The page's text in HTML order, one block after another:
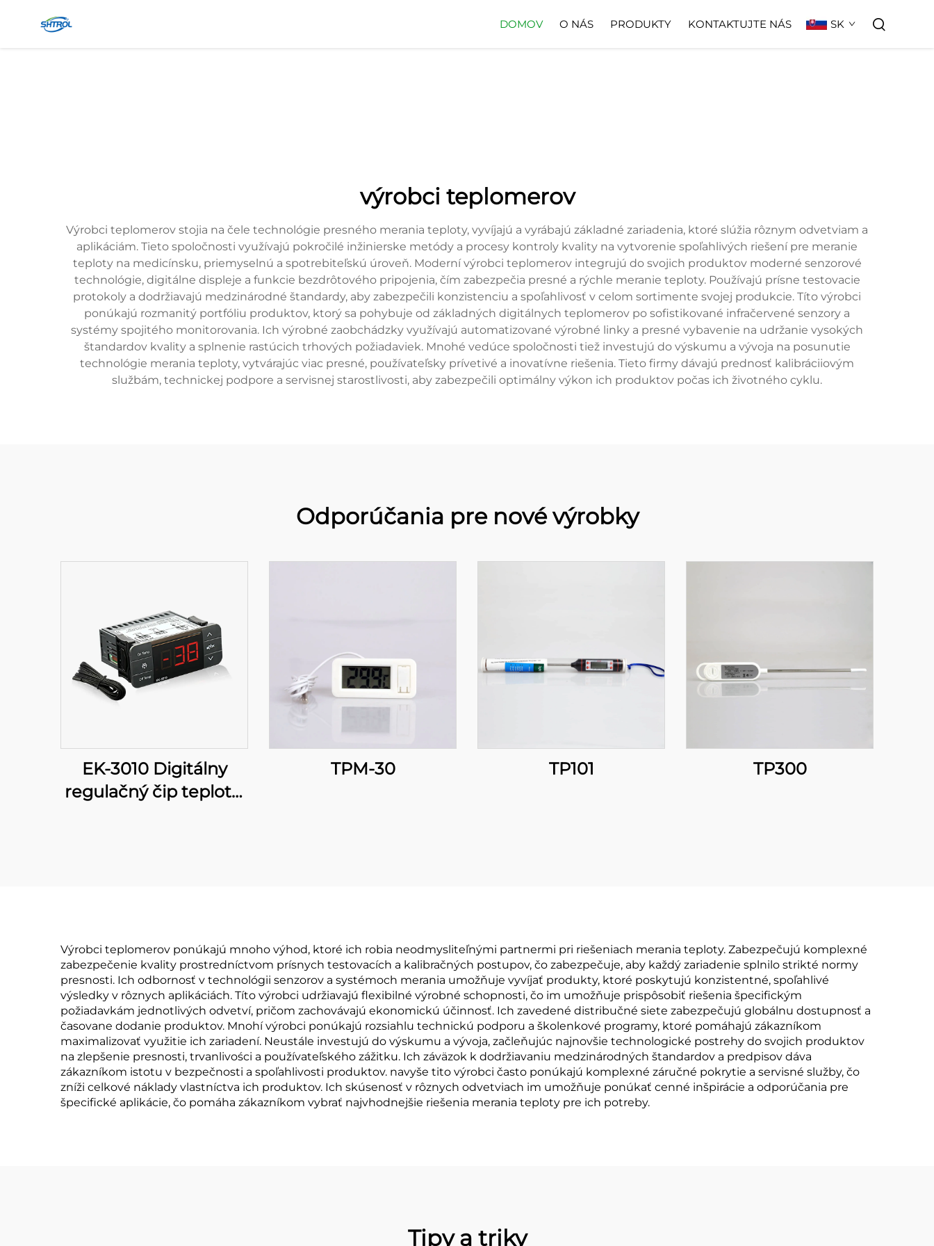
DOMOV O NÁS PRODUKTY KONTAKTUJTE NÁS SK
výrobci teplomerov
Výrobci teplomerov stojia na čele technológie presného merania teploty, vyvíjajú a vyrábajú základné zariadenia, ktoré slúžia rôznym odvetviam a
aplikáciám. Tieto spoločnosti využívajú pokročilé inžinierske metódy a procesy kontroly kvality na vytvorenie spoľahlivých riešení pre meranie
teploty na medicínsku, priemyselnú a spotrebiteľskú úroveň. Moderní výrobci teplomerov integrujú do svojich produktov moderné senzorové
technológie, digitálne displeje a funkcie bezdrôtového pripojenia, čím zabezpečia presné a rýchle meranie teploty. Používajú prísne testovacie
protokoly a dodržiavajú medzinárodné štandardy, aby zabezpečili konzistenciu a spoľahlivosť v celom sortimente svojej produkcie. Títo výrobci
ponúkajú rozmanitý portfóliu produktov, ktorý sa pohybuje od základných digitálnych teplomerov po sofistikované infračervené senzory a
systémy spojitého monitorovania. Ich výrobné zaobchádzky využívajú automatizované výrobné linky a presné vybavenie na udržanie vysokých
štandardov kvality a splnenie rastúcich trhových požiadaviek. Mnohé vedúce spoločnosti tiež investujú do výskumu a vývoja na posunutie
technológie merania teploty, vytvárajúc viac presné, používateľsky prívetivé a inovatívne riešenia. Tieto firmy dávajú prednosť kalibráciiovým
službám, technickej podpore a servisnej starostlivosti, aby zabezpečili optimálny výkon ich produktov počas ich životného cyklu.
Odporúčania pre nové výrobky
EK-3010 Digitálny
regulačný čip teploty:
TPM-30 TP101 TP300
Výrobci teplomerov ponúkajú mnoho výhod, ktoré ich robia neodmysliteľnými partnermi pri riešeniach merania teploty. Zabezpečujú komplexné
zabezpečenie kvality prostredníctvom prísnych testovacích a kalibračných postupov, čo zabezpečuje, aby každý zariadenie splnilo strikté normy
presnosti. Ich odbornosť v technológii senzorov a systémoch merania umožňuje vyvíjať produkty, ktoré poskytujú konzistentné, spoľahlivé
výsledky v rôznych aplikáciách. Títo výrobci udržiavajú flexibilné výrobné schopnosti, čo im umožňuje prispôsobiť riešenia špecifickým
požiadavkám jednotlivých odvetví, pričom zachovávajú ekonomickú účinnosť. Ich zavedené distribučné siete zabezpečujú globálnu dostupnosť a
časovane dodanie produktov. Mnohí výrobci ponúkajú rozsiahlu technickú podporu a školenkové programy, ktoré pomáhajú zákazníkom
maximalizovať využitie ich zariadení. Neustále investujú do výskumu a vývoja, začleňujúc najnovšie technologické postrehy do svojich produktov
na zlepšenie presnosti, trvanlivości a používateľského zážitku. Ich záväzok k dodržiavaniu medzinárodných štandardov a predpisov dáva
zákazníkom istotu v bezpečnosti a spoľahlivosti produktov. navyše tito výrobci často ponúkajú komplexné záručné pokrytie a servisné služby, čo
zníži celkové náklady vlastníctva ich produktov. Ich skúsenosť v rôznych odvetviach im umožňuje ponúkať cenné inšpirácie a odporúčania pre
špecifické aplikácie, čo pomáha zákazníkom vybrať najvhodnejšie riešenia merania teploty pre ich potreby.
Tipy a triky